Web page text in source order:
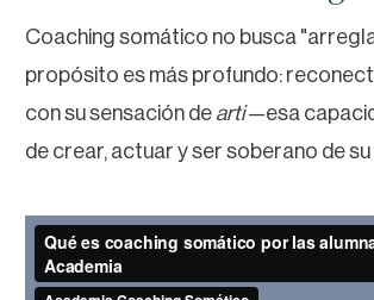
Coaching somático no busca
propósito es más profundo:
con su sensación de arti—esa
de crear, actuar y ser soberano de su